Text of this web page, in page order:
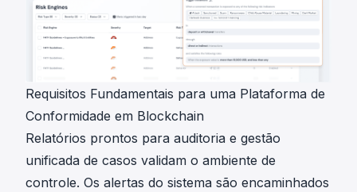
Requisitos Fundamentais para uma Plataforma de
Conformidade em Blockchain
Relatórios prontos para auditoria e gestão
unificada de casos validam o ambiente de
controle. Os alertas do sistema são encaminhados